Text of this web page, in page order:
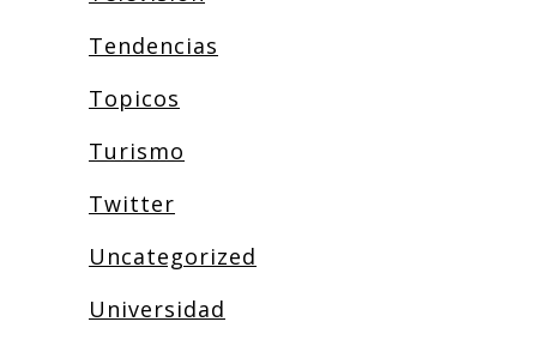
Tendencias
Topicos
Turismo
Twitter
Uncategorized
Universidad